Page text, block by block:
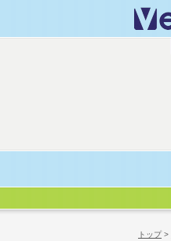
トップ>